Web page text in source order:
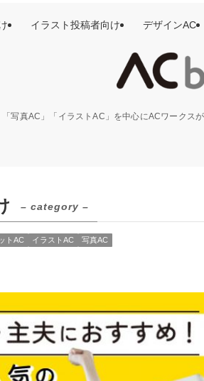
「写真AC」「イラストAC」を中心にACワークス
イラスト投稿者向け デザインAC
– category –
トAC イラストAC 写真AC